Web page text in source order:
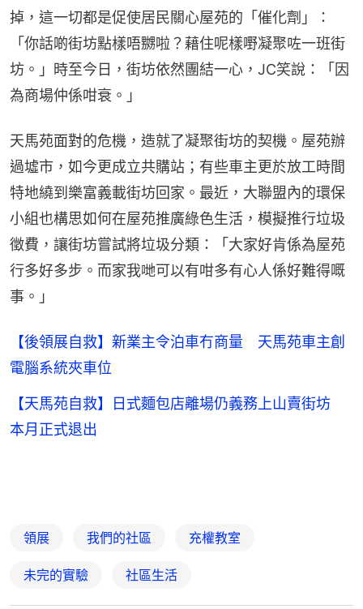
掉，這一切都是促使居民關心屋苑的「催化劑」：
「你話啲街坊點樣唔嬲啦？藉住呢樣嘢凝聚咗一班街
坊。」時至今日，街坊依然團結一心，JC笑說：「因
為商場仲係咁衰。」
天馬苑面對的危機，造就了凝聚街坊的契機。屋苑辦
過墟市，如今更成立共購站；有些車主更於放工時間
特地繞到樂富義載街坊回家。最近，大聯盟內的環保
小組也構思如何在屋苑推廣綠色生活，模擬推行垃圾
徵費，讓街坊嘗試將垃圾分類：「大家好肯係為屋苑
行多好多步。而家我哋可以有咁多有心人係好難得嘅
事。」
【後領展自救】新業主令泊車冇商量 天馬苑車主創
電腦系統夾車位
【天馬苑自救】日式麵包店離場仍義務上山賣街坊
本月正式退出
領展 我們的社區 充權教室
未完的實驗 社區生活